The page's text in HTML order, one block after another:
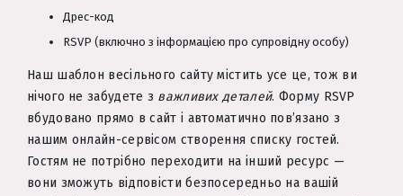
Дрес-код
RSVP (включно з інформацією про супровідну особу)
Наш шаблон весільного сайту містить усе це, тож ви
нічого не забудете з важливих деталей. Форму RSVP
вбудовано прямо в сайт і автоматично пов’язано з
нашим онлайн-сервісом створення списку гостей.
Гостям не потрібно переходити на інший ресурс —
вони зможуть відповісти безпосередньо на вашій